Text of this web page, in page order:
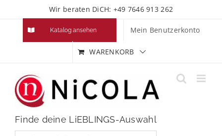
Inhalt
springen
Wir beraten DiCH: +49 7646 913 262
Katalog ansehen Mein Benutzerkonto
WARENKORB
Finde deine LiEBLINGS-Auswahl